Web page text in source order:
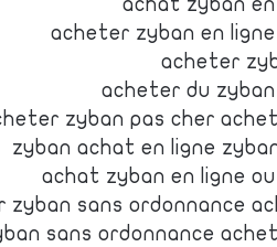
achat zyban
acheter zyban en
acheter
acheter du
zyban pas cher
zyban achat en ligne
achat zyban en ligne
zyban sans ordonnance
sans ordonnance